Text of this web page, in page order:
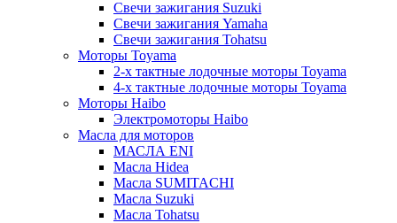
Свечи зажигания Suzuki
Свечи зажигания Yamaha
Свечи зажигания Tohatsu
Моторы Toyama
2-х тактные лодочные моторы Toyama
4-х тактные лодочные моторы Toyama
Моторы Haibo
Электромоторы Haibo
Масла для моторов
МАСЛА ENI
Масла Hidea
Масла SUMITACHI
Масла Suzuki
Масла Tohatsu